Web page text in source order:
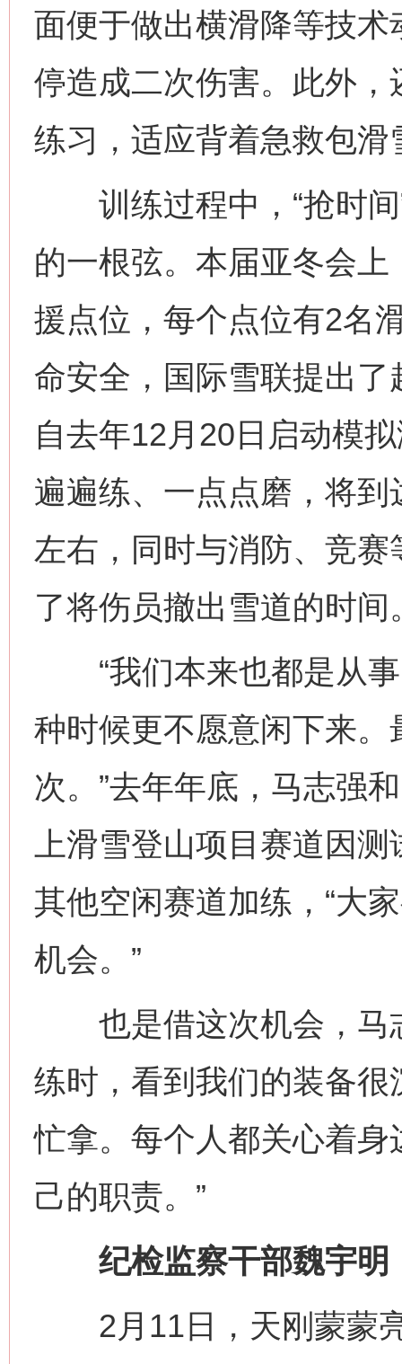
面便于做出横滑降等技
停造成二次伤害。此外
练习，适应背着急救包滑
训练过程中，“抢时间
的一根弦。本届亚冬会
援点位，每个点位有2名
命安全，国际雪联提出了
自去年12月20日启动模
遍遍练、一点点磨，将
左右，同时与消防、竞
了将伤员撤出雪道的时间
“我们本来也都是从事
种时候更不愿意闲下来
次。”去年年底，马志强
上滑雪登山项目赛道因
其他空闲赛道加练，“大
机会。”
也是借这次机会，马志
练时，看到我们的装备
忙拿。每个人都关心着
己的职责。”
纪检监察干部魏宇明
2月11日，天刚蒙蒙亮